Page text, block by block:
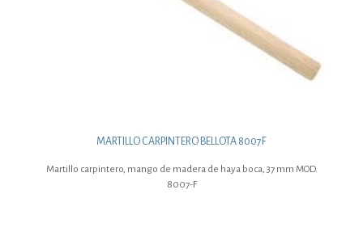
MARTILLO CARPINTERO BELLOTA 8007F
Martillo carpintero, mango de madera de haya boca, 37 mm MOD.
8007-F